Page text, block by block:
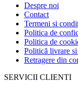
Despre noi
Contact
Termeni si
Politica de
Politica de
Politică livrare
Retragere din
SERVICII CLIENTI